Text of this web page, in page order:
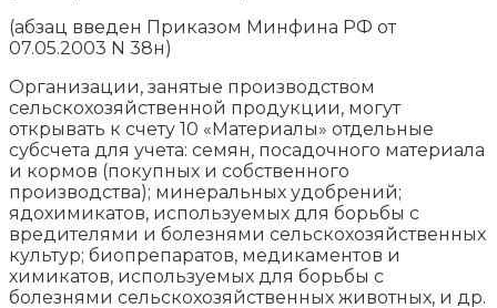
(абзац введен Приказом Минфина РФ от
07.05.2003 N 38н)
Организации, занятые производством
сельскохозяйственной продукции, могут
открывать к счету 10 «Материалы» отдельные
субсчета для учета: семян, посадочного материала
и кормов (покупных и собственного
производства); минеральных удобрений;
ядохимикатов, используемых для борьбы с
вредителями и болезнями сельскохозяйственных
культур; биопрепаратов, медикаментов и
химикатов, используемых для борьбы с
болезнями сельскохозяйственных животных, и др.